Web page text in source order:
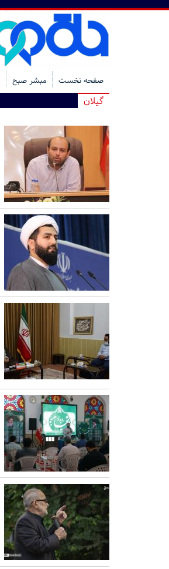
صفحه نخست مبشر صبح
گیلان